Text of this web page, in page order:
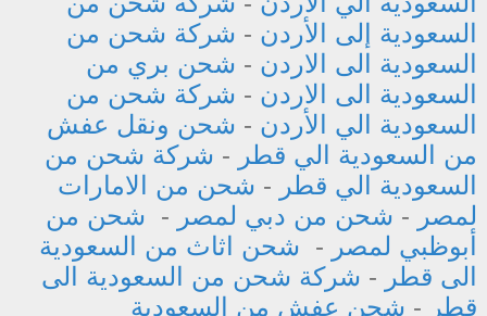
السعودية إلى الأردن - شركة شحن من
السعودية الى الاردن - شحن بري من
السعودية الى الاردن - شركة شحن من
السعودية الي الأردن - شحن ونقل عفش
من السعودية الي قطر - شركة شحن من
السعودية الي قطر - شحن من الامارات
لمصر - شحن من دبي لمصر - شحن من
أبوظبي لمصر - شحن اثاث من السعودية
الى قطر - شركة شحن من السعودية الى
قطر - شحن عفش من السعودية